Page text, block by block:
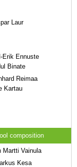
Laur
Erik Ennuste
Binate
Reimaa
Kartau
composition
Martti Vainula
Kesa